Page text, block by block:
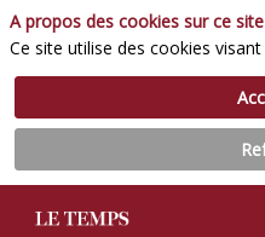
A propos des cookies sur ce site
Ce site utilise des cookies